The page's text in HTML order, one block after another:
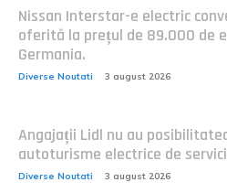
Nissan Interstar-e electric
oferită la prețul de 89.000 de
Germania.
Diverse Noutati 3 august 2026
Angajații Lidl nu au
autoturisme electrice de
Diverse Noutati 3 august 2026